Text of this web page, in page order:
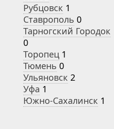
Рубцовск 1
Ставрополь 0
Тарногский Городок
0
Торопец 1
Тюмень 0
Ульяновск 2
Уфа 1
Южно-Сахалинск 1